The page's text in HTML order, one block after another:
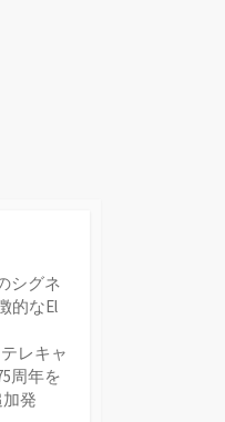
シグネ
的なEl
レキャ
周年を
発